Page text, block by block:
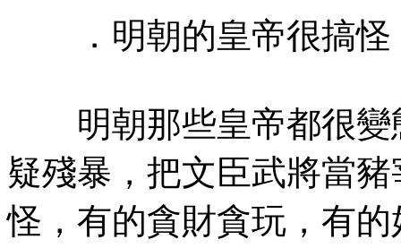
．明朝的皇帝很搞怪
明朝那些皇帝都很變
疑殘暴，把文臣武將當
怪，有的貪財貪玩，有